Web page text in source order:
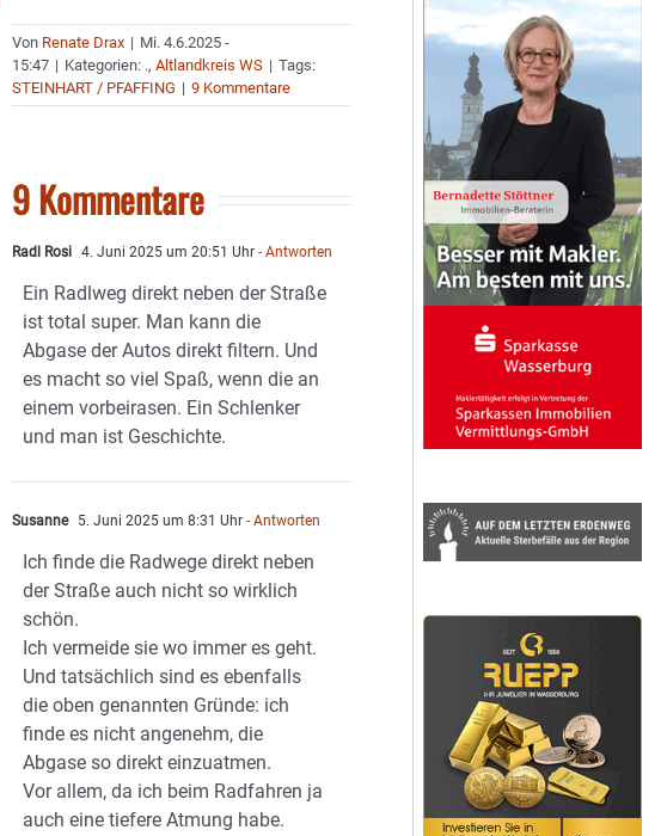
Von Renate Drax | Mi. 4.6.2025 -
15:47 | Kategorien: .,Altlandkreis WS | Tags:
STEINHART / PFAFFING | 9 Kommentare
9 Kommentare
Radl Rosi 4. Juni 2025 um 20:51 Uhr - Antworten
Ein Radlweg direkt neben der Straße
ist total super. Man kann die
Abgase der Autos direkt filtern. Und
es macht so viel Spaß, wenn die an
einem vorbeirasen. Ein Schlenker
und man ist Geschichte.
Susanne 5. Juni 2025 um 8:31 Uhr - Antworten
Ich finde die Radwege direkt neben
der Straße auch nicht so wirklich
schön.
Ich vermeide sie wo immer es geht.
Und tatsächlich sind es ebenfalls
die oben genannten Gründe: ich
finde es nicht angenehm, die
Abgase so direkt einzuatmen.
Vor allem, da ich beim Radfahren ja
auch eine tiefere Atmung habe.